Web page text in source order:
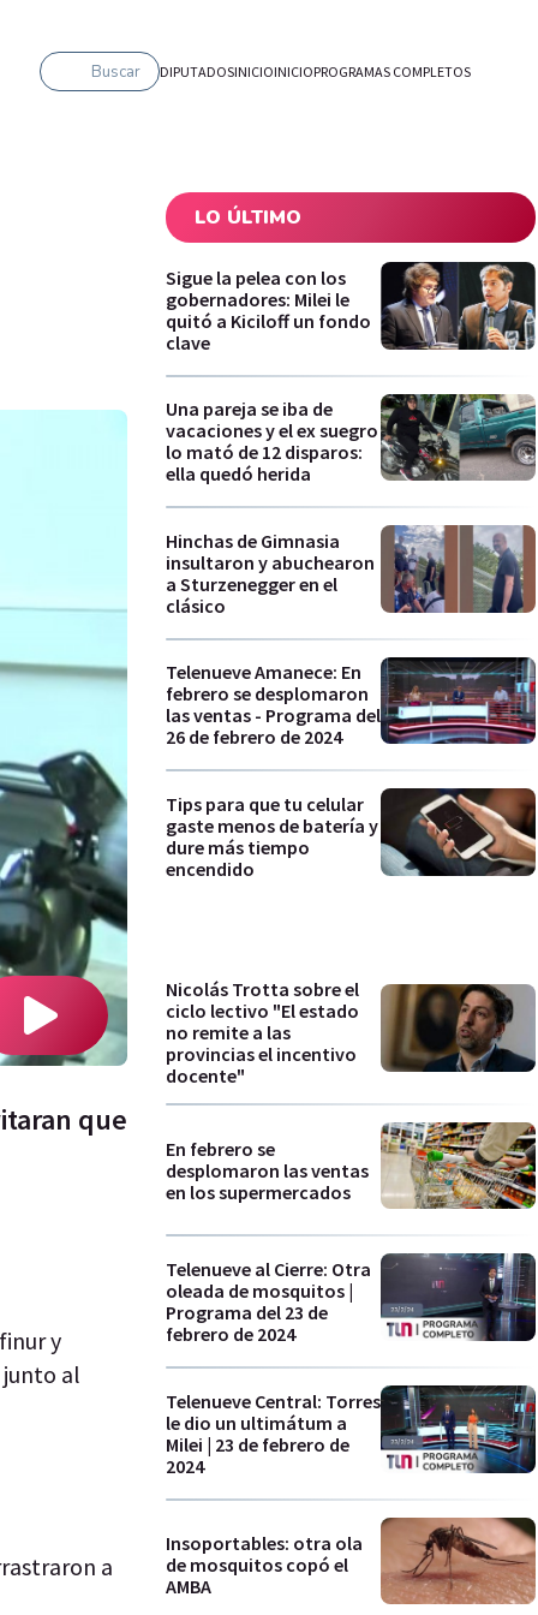
Buscar DIPUTADOSINICIOINICIOPROGRAMAS COMPLETOS
que
y
junto al
a
LO ÚLTIMO
Sigue la pelea con los
gobernadores: Milei le
quitó a Kiciloff un fondo
clave
Una pareja se iba de
vacaciones y el ex suegro
lo mató de 12 disparos:
ella quedó herida
Hinchas de Gimnasia
insultaron y abuchearon
a Sturzenegger en el
clásico
Telenueve Amanece: En
febrero se desplomaron
las ventas - Programa del
26 de febrero de 2024
Tips para que tu celular
gaste menos de batería y
dure más tiempo
encendido
Nicolás Trotta sobre el
ciclo lectivo "El estado
no remite a las
provincias el incentivo
docente"
En febrero se
desplomaron las ventas
en los supermercados
Telenueve al Cierre: Otra
oleada de mosquitos |
Programa del 23 de
febrero de 2024
Telenueve Central: Torres
le dio un ultimátum a
Milei | 23 de febrero de
2024
Insoportables: otra ola
de mosquitos copó el
AMBA